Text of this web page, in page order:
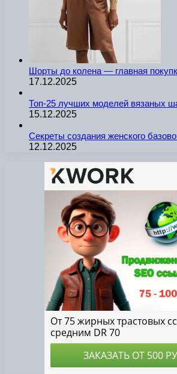
Шорты до колена — главная
17.12.2025
Топ-25 лучших моделей вязаных
15.12.2025
Секреты создания женского
12.12.2025